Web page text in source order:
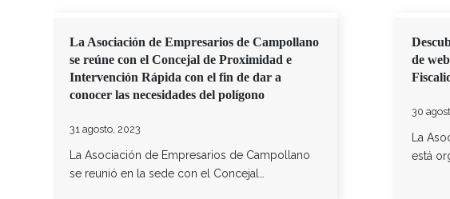
La Asociación de Empresarios de Campollano
se reúne con el Concejal de Proximidad e
Intervención Rápida con el fin de dar a
conocer las necesidades del polígono
31 agosto, 2023
La Asociación de Empresarios de Campollano
se reunió en la sede con el Concejal…
de
30
La
está